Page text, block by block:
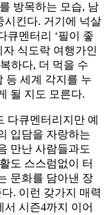
방목하는 모습, 남
시킨다. 거기에 넉살
큐멘터리 ‘필이 좋
식도락 여행가인
하다, 더 먹을 수
등 세계 각지를 누
될 지도 모른다.
다큐멘터리지만 예
입담을 자랑하는
만난 사람들과도
도 스스럼없이 터
문화를 담아낸 장
. 이런 갖가지 매력
시즌4까지 이어